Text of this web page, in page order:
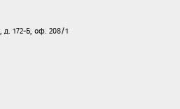
д. 172-Б, оф. 208/1